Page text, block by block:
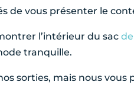
de vous présenter le
l’intérieur du sac
tranquille.
sorties, mais nous